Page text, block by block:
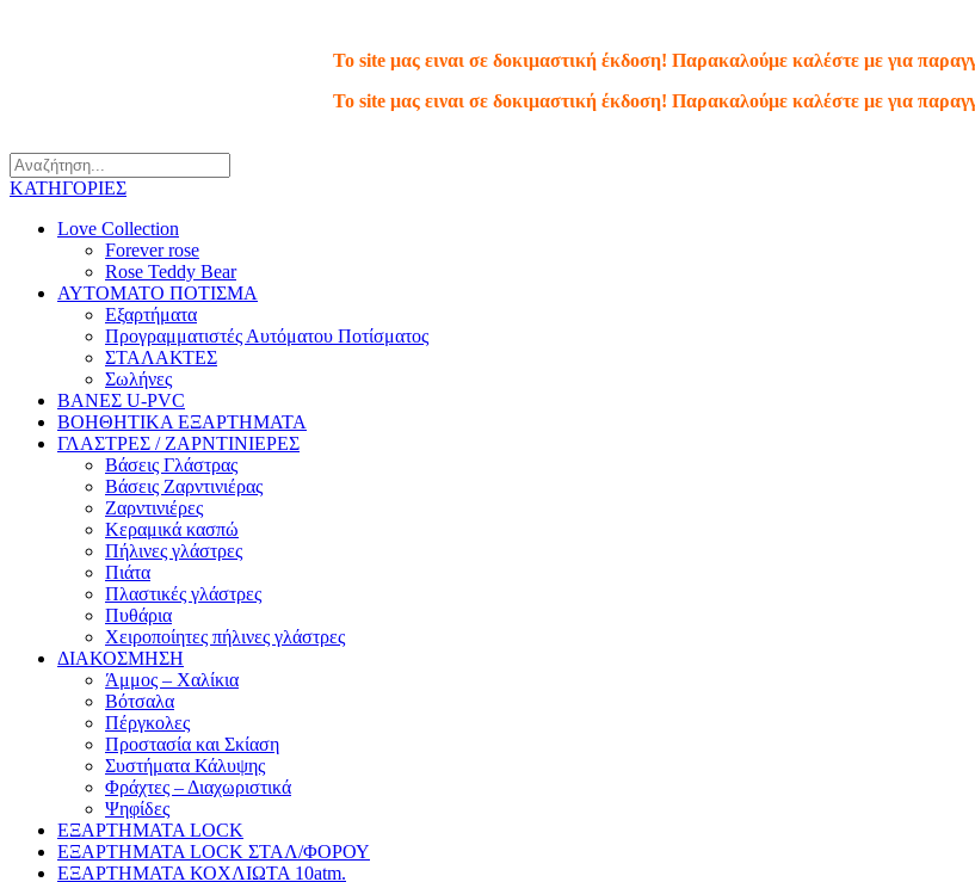
To site μας ειναι σε δοκιμαστική έκδοση! Παρακαλούμε καλέστε με για
To site μας ειναι σε δοκιμαστική έκδοση! Παρακαλούμε καλέστε με για
ΚΑΤΗΓΟΡΙΕΣ
Love Collection
Forever rose
Rose Teddy Bear
ΑΥΤΟΜΑΤΟ ΠΟΤΙΣΜΑ
Εξαρτήματα
Προγραμματιστές Αυτόματου Ποτίσματος
ΣΤΑΛΑΚΤΕΣ
Σωλήνες
ΒΑΝΕΣ U-PVC
ΒΟΗΘΗΤΙΚΑ ΕΞΑΡΤΗΜΑΤΑ
ΓΛΑΣΤΡΕΣ / ΖΑΡΝΤΙΝΙΕΡΕΣ
Βάσεις Γλάστρας
Βάσεις Ζαρντινιέρας
Ζαρντινιέρες
Κεραμικά κασπώ
Πήλινες γλάστρες
Πιάτα
Πλαστικές γλάστρες
Πυθάρια
Χειροποίητες πήλινες γλάστρες
ΔΙΑΚΟΣΜΗΣΗ
Άμμος – Χαλίκια
Βότσαλα
Πέργκολες
Προστασία και Σκίαση
Συστήματα Κάλυψης
Φράχτες – Διαχωριστικά
Ψηφίδες
ΕΞΑΡΤΗΜΑΤΑ LOCK
ΕΞΑΡΤΗΜΑΤΑ LOCK ΣΤΑΛ/ΦΟΡΟΥ
ΕΞΑΡΤΗΜΑΤΑ ΚΟΧΛΙΩΤΑ 10atm.